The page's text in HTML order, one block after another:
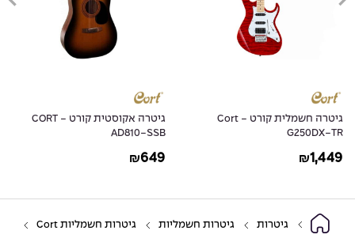
גיטרה חשמלית קורט - Cort
G250DX-TR
₪1,449
גיטרה אקוסטית קורט - CORT
AD810-SSB
₪649
גיטרות גיטרות חשמליות גיטרות חשמליות Cort